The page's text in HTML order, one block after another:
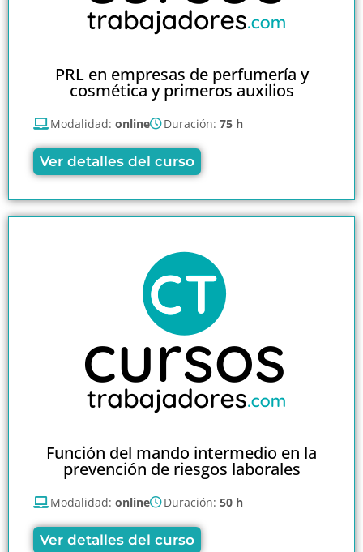
PRL en empresas de perfumería y
cosmética y primeros auxilios
Modalidad: online Duración: 75 h
Ver detalles del curso
Función del mando intermedio en la
prevención de riesgos laborales
Modalidad: online Duración: 50 h
Ver detalles del curso